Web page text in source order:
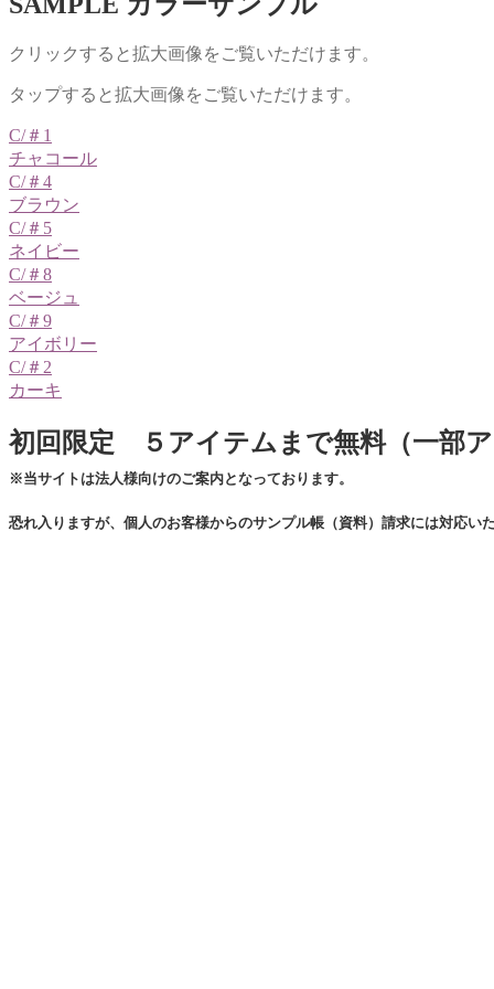
ウ
ッ
シ
ュ
個
クリックすると拡大画像をご覧いただけます。
タップすると拡大画像をご覧いただけます。
C/＃1
チャコール
C/＃4
ブラウン
C/＃5
ネイビー
C/＃8
ベージュ
C/＃9
アイボリー
C/＃2
カーキ
初回限定 ５アイテムまで無料（一部ア
※当サイトは法人様向けのご案内となっております。
恐れ入りますが、個人のお客様からのサンプル帳（資料）請求には対応いた